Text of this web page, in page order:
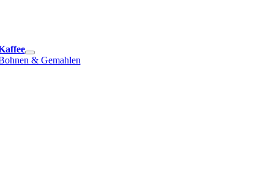
& Gemahlen